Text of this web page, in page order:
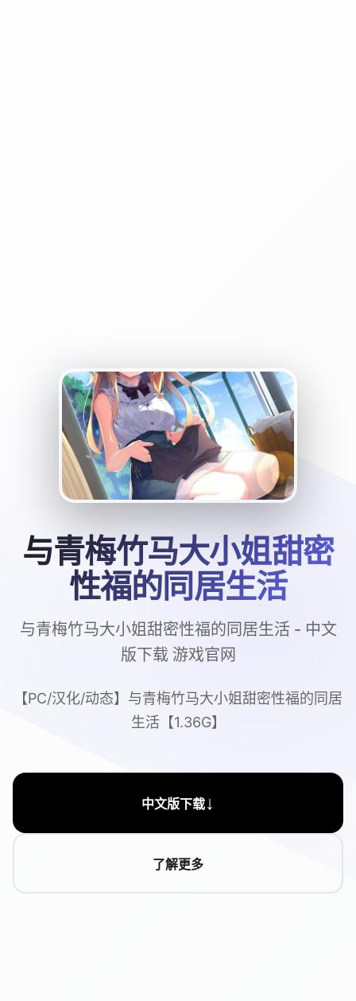
与青梅竹马大小姐甜密
性福的同居生活
与青梅竹马大小姐甜密性福的同居生活 - 中文
版下载 游戏官网
【PC/汉化/动态】与青梅竹马大小姐甜密性福的同居
生活【1.36G】
中文版下载↓
了解更多